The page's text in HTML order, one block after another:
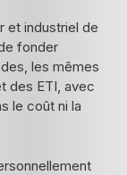
et industriel de
fonder
les mêmes
des ETI, avec
le coût ni la